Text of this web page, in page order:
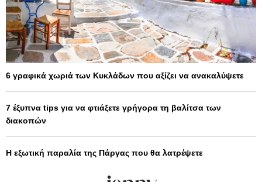
6 γραφικά χωριά των Κυκλάδων που αξίζει να ανακαλύψετε
7 έξυπνα tips για να φτιάξετε γρήγορα τη βαλίτσα των
διακοπών
Η εξωτική παραλία της Πάργας που θα λατρέψετε